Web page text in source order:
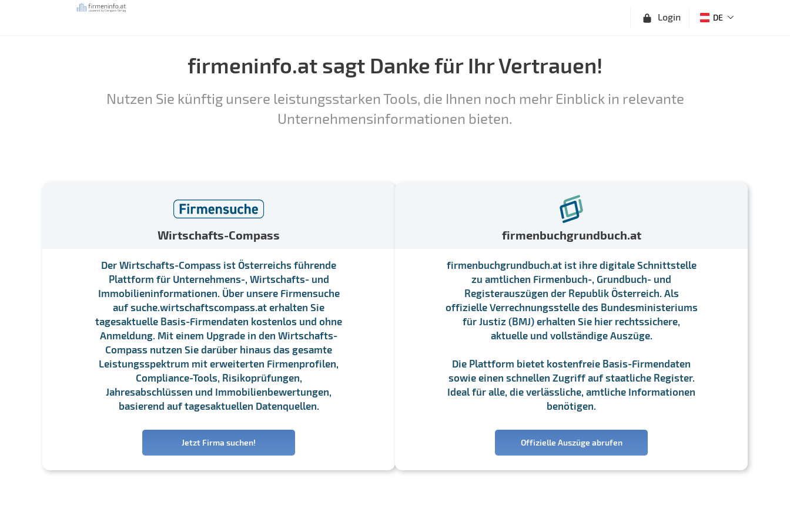
Login DE
firmeninfo.at sagt Danke für Ihr Vertrauen!
Nutzen Sie künftig unsere leistungsstarken Tools, die Ihnen noch mehr Einblick in relevante
Unternehmensinformationen bieten.
Wirtschafts-Compass
Der Wirtschafts-Compass ist Österreichs führende
Plattform für Unternehmens-, Wirtschafts- und
Immobilieninformationen. Über unsere Firmensuche
auf suche.wirtschaftscompass.at erhalten Sie
tagesaktuelle Basis-Firmendaten kostenlos und ohne
Anmeldung. Mit einem Upgrade in den Wirtschafts-
Compass nutzen Sie darüber hinaus das gesamte
Leistungsspektrum mit erweiterten Firmenprofilen,
Compliance-Tools, Risikoprüfungen,
Jahresabschlüssen und Immobilienbewertungen,
basierend auf tagesaktuellen Datenquellen.
Jetzt Firma suchen!
firmenbuchgrundbuch.at
firmenbuchgrundbuch.at ist ihre digitale Schnittstelle
zu amtlichen Firmenbuch-, Grundbuch- und
Registerauszügen der Republik Österreich. Als
offizielle Verrechnungsstelle des Bundesministeriums
für Justiz (BMJ) erhalten Sie hier rechtssichere,
aktuelle und vollständige Auszüge.
Die Plattform bietet kostenfreie Basis-Firmendaten
sowie einen schnellen Zugriff auf staatliche Register.
Ideal für alle, die verlässliche, amtliche Informationen
benötigen.
Offizielle Auszüge abrufen